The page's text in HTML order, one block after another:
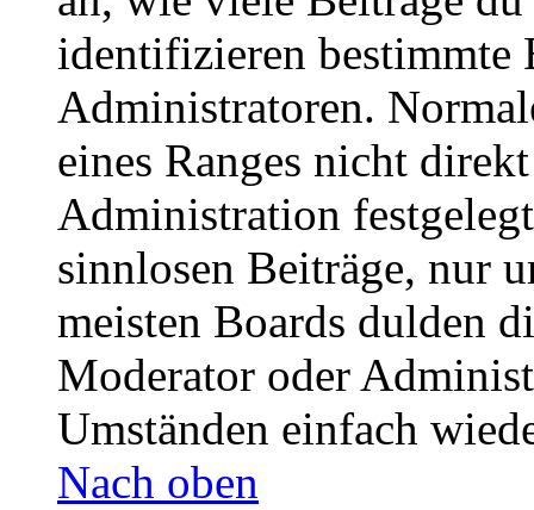
identifizieren bestimmte
Administratoren.
eines Ranges nicht
Administration
sinnlosen Beiträge, nur
meisten Boards dulden
Moderator oder
Umständen einfach
Nach oben